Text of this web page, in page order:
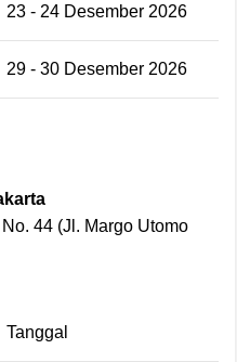
23 - 24 Desember 2026
29 - 30 Desember 2026
44 (Jl. Margo Utomo
Tanggal